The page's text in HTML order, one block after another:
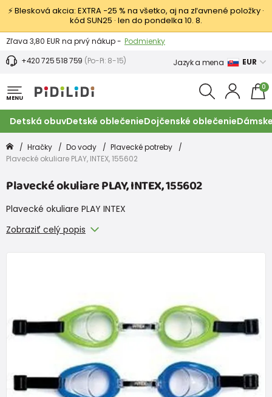
⚡ Blesková akcia: EXTRA −25 % na všetko, aj na zľavnené položky ·
kód SUN25 · len do pondelka 10. 8.
Výmena a vrátenie tovaru - Zobraziť
Zľava 3,80 EUR na prvý nákup - Podmienky
+420 725 518 759 (Po-Pi: 8-15) Jazyk a mena EUR
MENU
0
Detská obuvDetské oblečenieDojčenské oblečenie
Hračky Do vody
Plavecké potreby
Plavecké okuliare PLAY, INTEX, 155602
Plavecké okuliare PLAY, INTEX, 155602
Plavecké okuliare PLAY INTEX
Zobraziť celý popis